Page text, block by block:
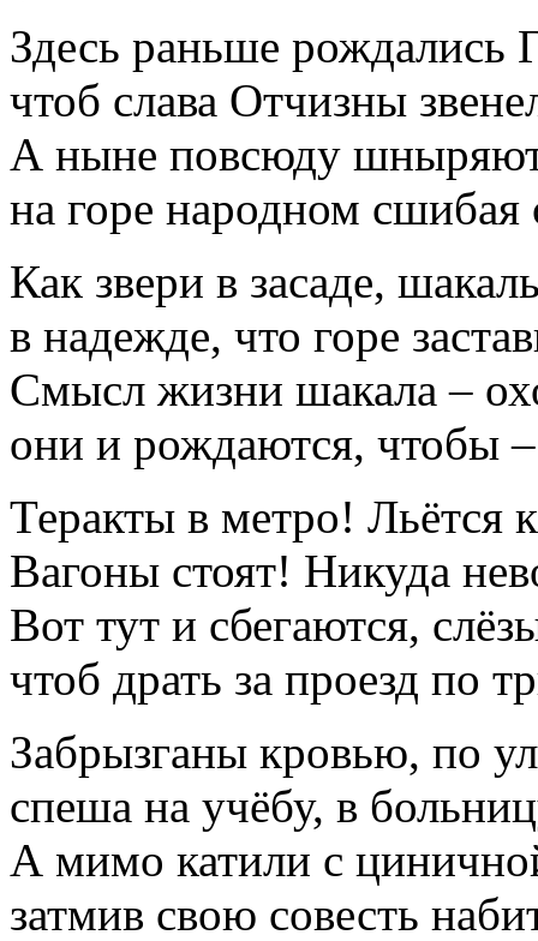
Здесь раньше рождались
чтоб слава Отчизны
А ныне повсюду
на горе народном сшибая
Как звери в засаде,
в надежде, что горе
Смысл жизни шакала –
они и рождаются, чтобы
Теракты в метро! Льётся
Вагоны стоят! Никуда
Вот тут и сбегаются,
чтоб драть за проезд по
Забрызганы кровью, по
спеша на учёбу, в
А мимо катили с
затмив свою совесть